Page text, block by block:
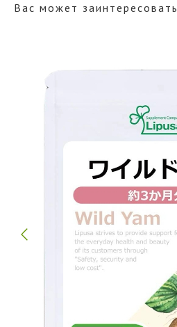
Вас может заинтересовать